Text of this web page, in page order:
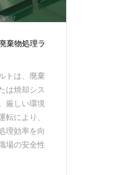
棄物処理ラ
トは、廃棄
は焼却シス
厳しい環境
転により、
理効率を向
場の安全性